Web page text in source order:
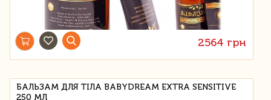
2564 грн
БАЛЬЗАМ ДЛЯ ТІЛА BABYDREAM EXTRA SENSITIVE
250 МЛ